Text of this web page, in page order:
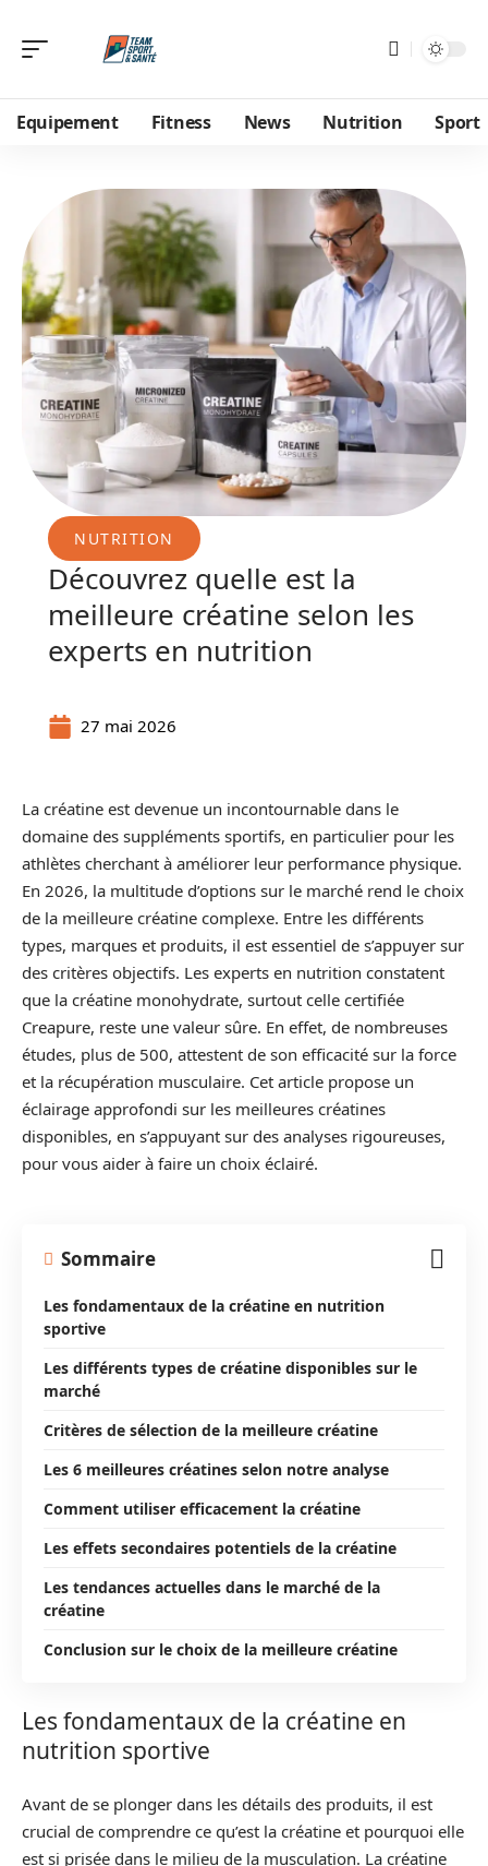
Equipement Fitness News Nutrition Sport
NUTRITION
Découvrez quelle est la
meilleure créatine selon les
experts en nutrition
27 mai 2026
La créatine est devenue un incontournable dans le
domaine des suppléments sportifs, en particulier pour les
athlètes cherchant à améliorer leur performance physique.
En 2026, la multitude d’options sur le marché rend le choix
de la meilleure créatine complexe. Entre les différents
types, marques et produits, il est essentiel de s’appuyer sur
des critères objectifs. Les experts en nutrition constatent
que la créatine monohydrate, surtout celle certifiée
Creapure, reste une valeur sûre. En effet, de nombreuses
études, plus de 500, attestent de son efficacité sur la force
et la récupération musculaire. Cet article propose un
éclairage approfondi sur les meilleures créatines
disponibles, en s’appuyant sur des analyses rigoureuses,
pour vous aider à faire un choix éclairé.
Sommaire
Les fondamentaux de la créatine en nutrition
sportive
Les différents types de créatine disponibles sur le
marché
Critères de sélection de la meilleure créatine
Les 6 meilleures créatines selon notre analyse
Comment utiliser efficacement la créatine
Les effets secondaires potentiels de la créatine
Les tendances actuelles dans le marché de la
créatine
Conclusion sur le choix de la meilleure créatine
Les fondamentaux de la créatine en
nutrition sportive
Avant de se plonger dans les détails des produits, il est
crucial de comprendre ce qu’est la créatine et pourquoi elle
est si prisée dans le milieu de la musculation. La créatine